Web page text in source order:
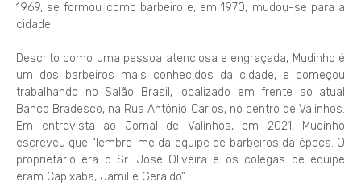
1969, se formou como barbeiro e, em 1970, mudou-se para a
cidade.
Descrito como uma pessoa atenciosa e engraçada, Mudinho é
um dos barbeiros mais conhecidos da cidade, e começou
trabalhando no Salão Brasil, localizado em frente ao atual
Banco Bradesco, na Rua Antônio Carlos, no centro de Valinhos.
Em entrevista ao Jornal de Valinhos, em 2021, Mudinho
escreveu que “lembro-me da equipe de barbeiros da época. O
proprietário era o Sr. José Oliveira e os colegas de equipe
eram Capixaba, Jamil e Geraldo”.